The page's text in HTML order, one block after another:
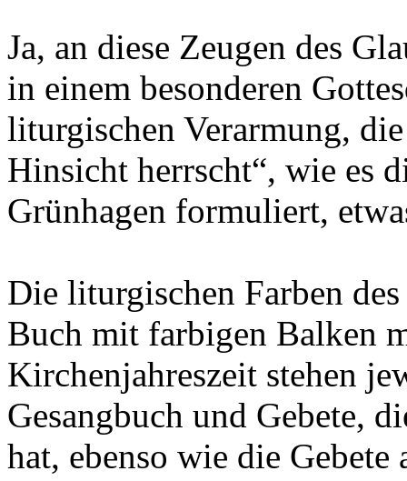
Ja, an diese Zeugen des
in einem besonderen
liturgischen Verarmung,
Hinsicht herrscht“, wie es
Grünhagen formuliert,
Die liturgischen Farben
Buch mit farbigen Balken
Kirchenjahreszeit stehen
Gesangbuch und Gebete,
hat, ebenso wie die Gebete